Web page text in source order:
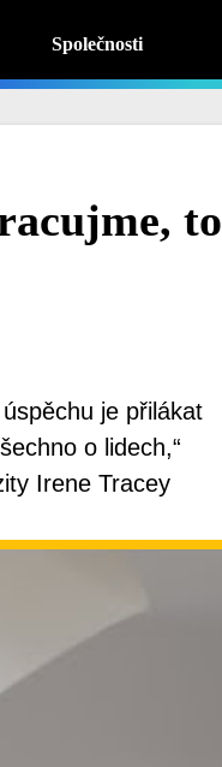
Společnosti
to
je přilákat
o lidech,“
Irene Tracey